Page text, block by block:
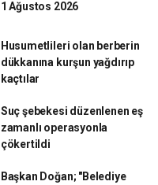
1 Ağustos 2026
Husumetlileri olan berberin
dükkanına kurşun yağdırıp
kaçtılar
Suç şebekesi düzenlenen eş
zamanlı operasyonla
çökertildi
Başkan Doğan; "Belediye